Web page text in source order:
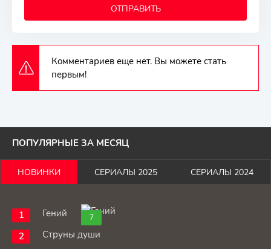
ОТПРАВИТЬ
Комментариев еще нет. Вы можете стать
первым!
ПОПУЛЯРНЫЕ ЗА МЕСЯЦ
НОВИНКИ СЕРИАЛЫ 2025 СЕРИАЛЫ 2024
7
Гений
Струны души